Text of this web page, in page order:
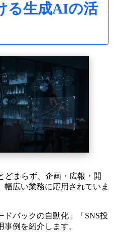
る生成AIの活
どまらず、企画・広報・開
広い業務に応用されていま
バックの自動化」「SNS投
例を紹介します。